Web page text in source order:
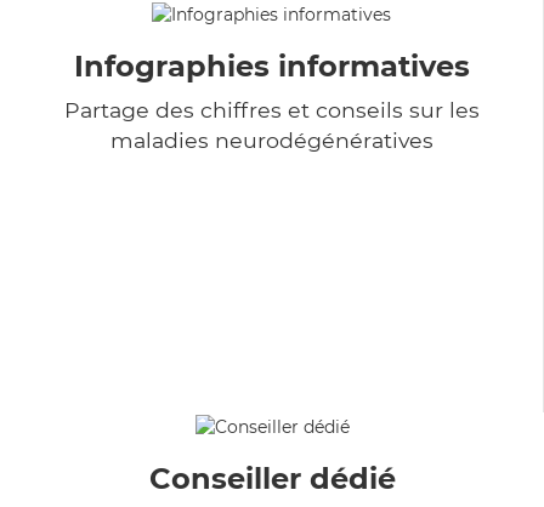
Infographies informatives
Partage des chiffres et conseils sur les
maladies neurodégénératives
Conseiller dédié